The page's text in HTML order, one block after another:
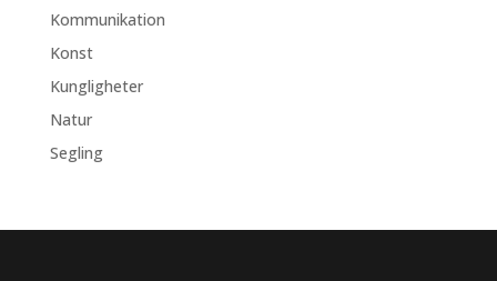
Kommunikation
Konst
Kungligheter
Natur
Segling